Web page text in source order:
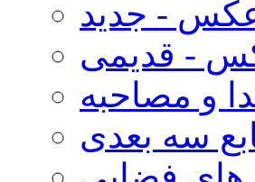
- جدید
- قدیمی
و مصاحبه
سه بعدی